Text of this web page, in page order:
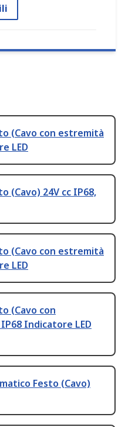
(Cavo con estremità
LED
(Cavo) 24V cc IP68,
(Cavo con estremità
LED
(Cavo con
Indicatore LED
Festo (Cavo)